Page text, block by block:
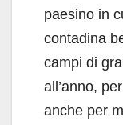
paesino in
contadina
campi di
all’anno,
anche per